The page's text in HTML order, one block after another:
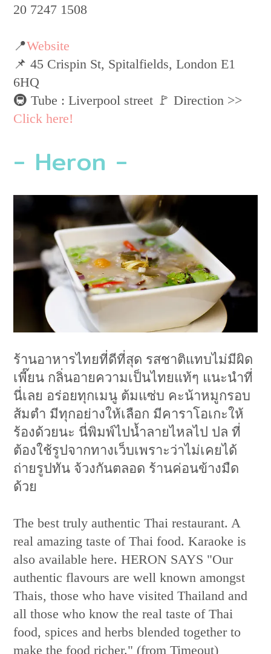
20 7247 1508
📍Website
📌 ​45 Crispin St, Spitalfields, London E1
6HQ
🚇 Tube : Liverpool street 🚩 Direction >>
Click here!
- Heron -
ร้านอาหารไทยที่ดีที่สุด รสชาติแทบไม่มีผิด
เพี๊ยน กลิ่นอายความเป็นไทยแท้ๆ แนะนำที่
นี่เลย อร่อยทุกเมนู ต้มแซ่บ คะน้าหมูกรอบ
ส้มตำ มีทุกอย่างให้เลือก มีคาราโอเกะให้
ร้องด้วยนะ นี่พิมพ์ไปน้ำลายไหลไป ปล ที่
ต้องใช้รูปจากทางเว็บเพราะว่าไม่เคยได้
ถ่ายรูปทัน จ้วงกันตลอด ร้านค่อนข้างมืด
ด้วย
The best truly authentic Thai restaurant. A
real amazing taste of Thai food. Karaoke is
also available here. HERON SAYS "Our
authentic flavours are well known amongst
Thais, those who have visited Thailand and
all those who know the real taste of Thai
food, spices and herbs blended together to
make the food richer." (from Timeout)